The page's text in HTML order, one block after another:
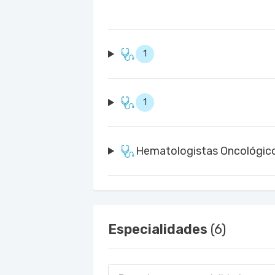
1
1
Hematologistas
Especialidades (6)